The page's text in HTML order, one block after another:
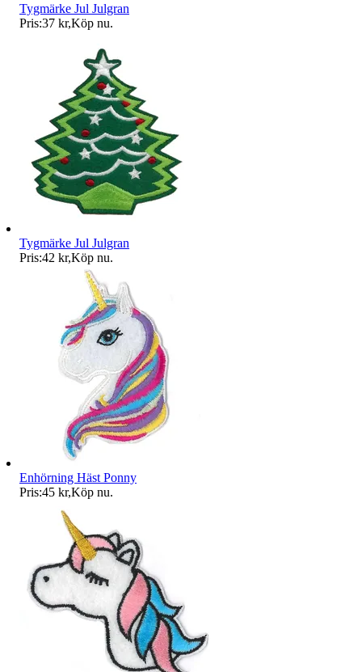
Tygmärke Jul Julgran
Pris:37 kr,Köp nu.
Tygmärke Jul Julgran
Pris:42 kr,Köp nu.
Enhörning Häst Ponny
Pris:45 kr,Köp nu.